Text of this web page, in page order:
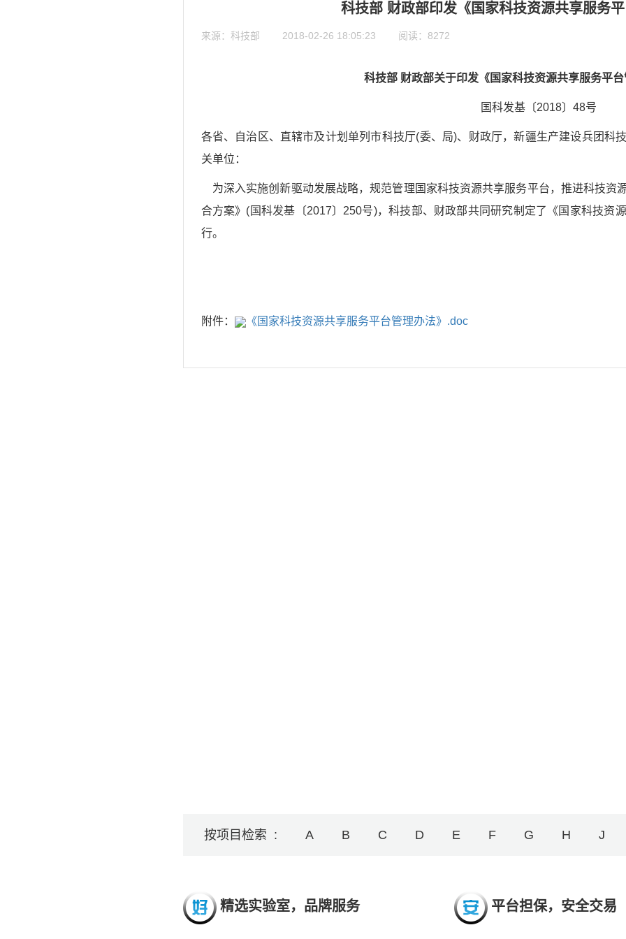
科技部 财政部印发《国家科技资源共享服务
来源：科技部 2018-02-26 18:05:23 阅读：8272
科技部 财政部关于印发《国家科技资源共享服务平
国科发基〔2018〕48号
各省、自治区、直辖市及计划单列市科技厅(委、局)、财政厅，新疆生产建设兵团科
关单位：
为深入实施创新驱动发展战略，规范管理国家科技资源共享服务平台，推进科技资
合方案》(国科发基〔2017〕250号)，科技部、财政部共同研究制定了《国家科技资
行。
附件： 《国家科技资源共享服务平台管理办法》.doc
按项目检索 : A B C D E F G H J
精选实验室，品牌服务 平台担保，安全交易